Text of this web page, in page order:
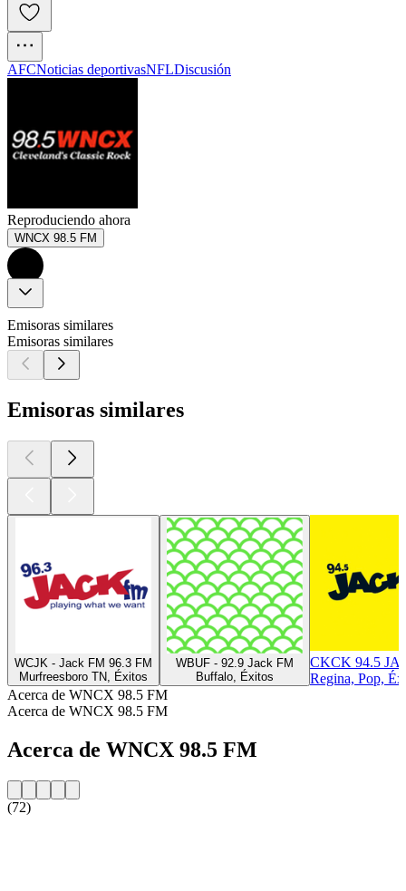
AFCNoticias deportivasNFLDiscusión
Reproduciendo ahora
WNCX 98.5 FM
Emisoras similares
Emisoras similares
Emisoras similares
WCJK - Jack FM 96.3 FM
Murfreesboro TN, Éxitos
WBUF - 92.9 Jack FM
Buffalo, Éxitos
CKCK 94.5
Regina, Pop,
Acerca de WNCX 98.5 FM
Acerca de WNCX 98.5 FM
Acerca de WNCX 98.5 FM
(72)